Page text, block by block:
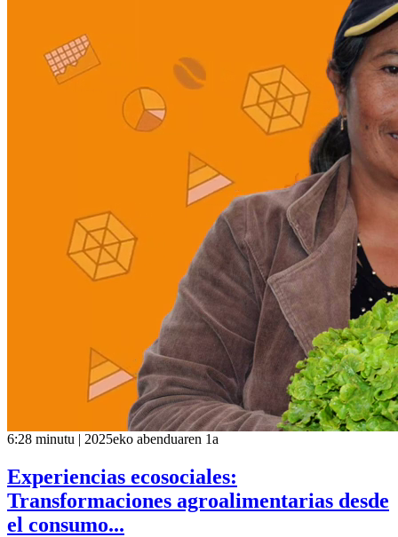
6:28 minutu | 2025eko abenduaren 1a
Experiencias ecosociales:
Transformaciones agroalimentarias desde
el consumo...